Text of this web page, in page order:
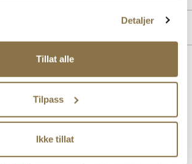
Detaljer
Tillat alle
Tilpass
Ikke tillat
Lignende produkter